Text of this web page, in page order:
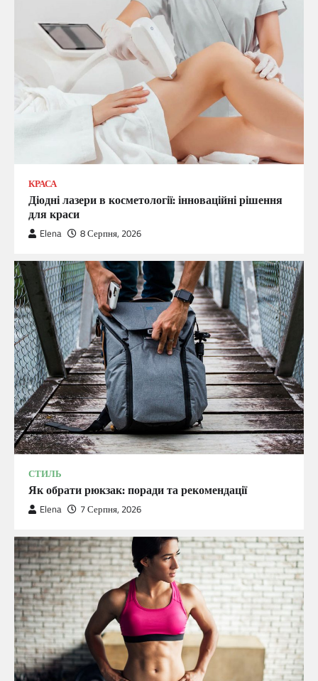
КРАСА
Діодні лазери в косметології: інноваційні рішення
для краси
Elena 8 Серпня, 2026
СТИЛЬ
Як обрати рюкзак: поради та рекомендації
Elena 7 Серпня, 2026